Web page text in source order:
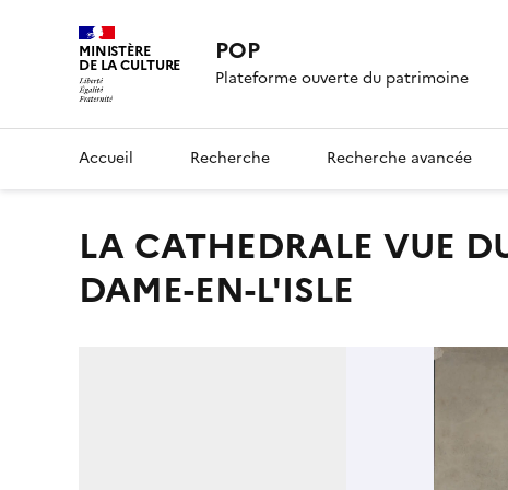
MINISTÈRE
DE LA CULTURE POP
Plateforme ouverte du patrimoine
Accueil Recherche Recherche avancée
LA CATHEDRALE VUE DU HAUT DU REMPART DE NOTRE-
DAME-EN-L'ISLE